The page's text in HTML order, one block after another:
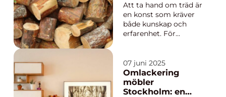
Att ta hand om träd är
en konst som kräver
både kunskap och
erfarenhet. För
inte bara tjänster för
att beskära och fälla
träd, utan också rådg...
07 juni 2025
Omlackering
möbler
Stockholm: en